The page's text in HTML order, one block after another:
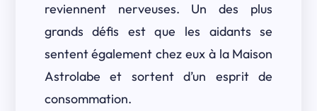
reviennent nerveuses. Un des plus
grands défis est que les aidants se
sentent également chez eux à la Maison
Astrolabe et sortent d’un esprit de
consommation.